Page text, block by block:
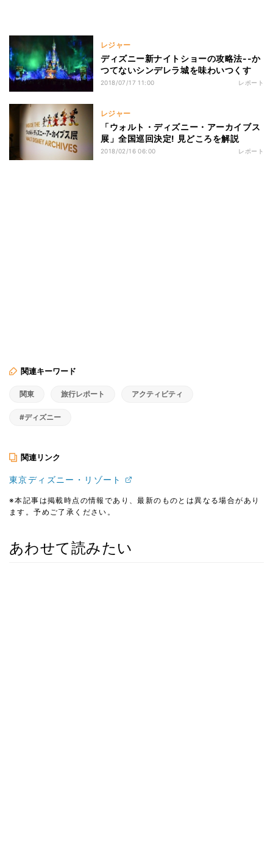
レジャー
ディズニー新ナイトショーの攻略法--か
つてないシンデレラ城を味わいつくす
2018/07/17 11:00 レポート
レジャー
「ウォルト・ディズニー・アーカイブス
展」全国巡回決定! 見どころを解説
2018/02/16 06:00 レポート
関連キーワード
関東 旅行レポート アクティビティ
#ディズニー
関連リンク
東京ディズニー・リゾート
※本記事は掲載時点の情報であり、最新のものとは異なる場合があり
ます。予めご了承ください。
あわせて読みたい